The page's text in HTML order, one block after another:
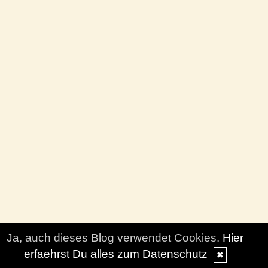
Ja, auch dieses Blog verwendet Cookies. Hier
erfaehrst Du alles zum Datenschutz
✖